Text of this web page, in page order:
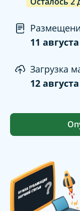
11 августа
Загрузка
12 августа